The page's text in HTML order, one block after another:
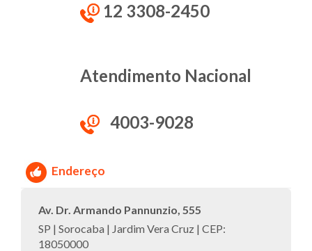
12 3308-2450
Atendimento Nacional
4003-9028
Endereço
Av. Dr. Armando Pannunzio, 555
SP | Sorocaba | Jardim Vera Cruz | CEP:
18050000